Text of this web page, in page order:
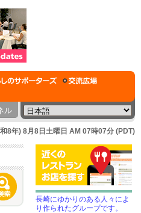
ル
8年) 8月8日土曜日 AM 07時07分 (PDT)
長崎にゆかりのある人々によ
り作られたグループです。